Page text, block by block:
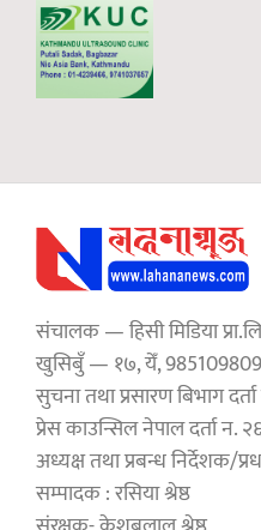
संचालक — हिसी मिडिया
खुसिबुँ — १७, येँ,
सुचना तथा प्रसारण बिभाग
प्रेस काउन्सिल नेपाल दर्ता न.
अध्यक्ष तथा प्रबन्ध निर्देशक/
सम्पादक : रसिया श्रेष्ठ